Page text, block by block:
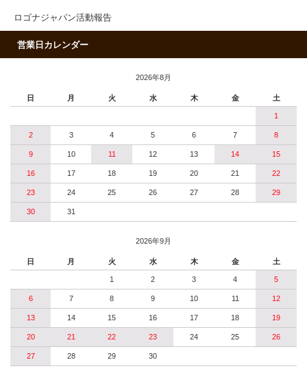
ロゴナジャパン活動報告
営業日カレンダー
2026年8月
日 月 火 水 木 金 土
1
2 3 4 5 6 7 8
9 10 11 12 13 14 15
16 17 18 19 20 21 22
23 24 25 26 27 28 29
30 31
2026年9月
日 月 火 水 木 金 土
1 2 3 4 5
6 7 8 9 10 11 12
13 14 15 16 17 18 19
20 21 22 23 24 25 26
27 28 29 30